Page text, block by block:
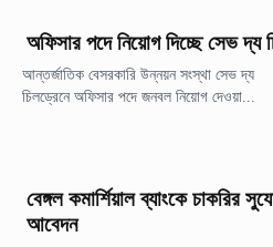
অফিসার পদে নিয়োগ দিচ্ছে সেভ দ্য
আন্তর্জাতিক বেসরকারি উন্নয়ন সংস্থা সেভ দ্য
চিলড্রেনে অফিসার পদে জনবল নিয়োগ দেওয়া...
বেঙ্গল কমার্শিয়াল ব্যাংকে চাকরির
আবেদন